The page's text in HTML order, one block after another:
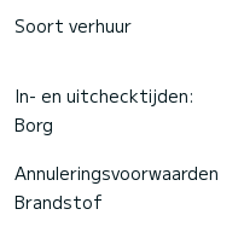
Furling genua. Het heeft
Automatische piloot,
Als u vragen heeft over
kunt u een bericht sturen
SamBoat-adviseur
Soort verhuur
In- en uitchecktijden:
Borg
Annuleringsvoorwaarden
Brandstof